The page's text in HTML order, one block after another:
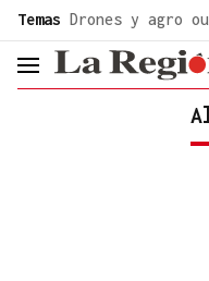
Temas Drones y agro
header.menu.open